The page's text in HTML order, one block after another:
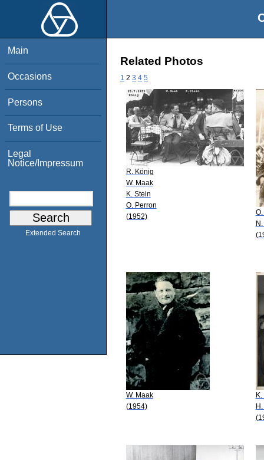
Main
Occasions
Persons
Terms of Use
Legal
Notice/Impressum
Extended Search
Related Photos
1 2 3 4 5
R. König
W. Maak
K. Stein
O. Perron
(1952)
W. Maak
(1954)